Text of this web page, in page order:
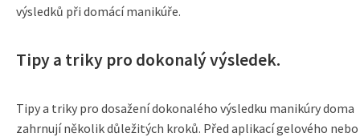
výsledků při domácí manikúře.
Tipy a triky pro dokonalý výsledek.
Tipy a triky pro dosažení dokonalého výsledku manikúry doma
zahrnují několik důležitých kroků. Před aplikací gelového nebo